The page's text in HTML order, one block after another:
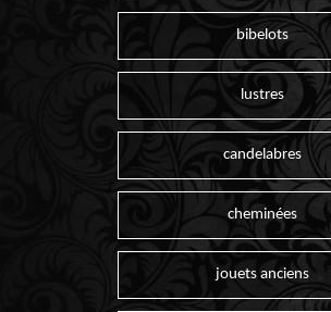
bibelots
lustres
candelabres
cheminées
jouets anciens